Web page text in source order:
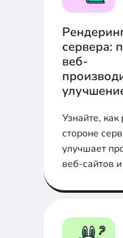
сервера:
веб-
Узнайте, как
стороне
улучшает
веб-сайтов
его